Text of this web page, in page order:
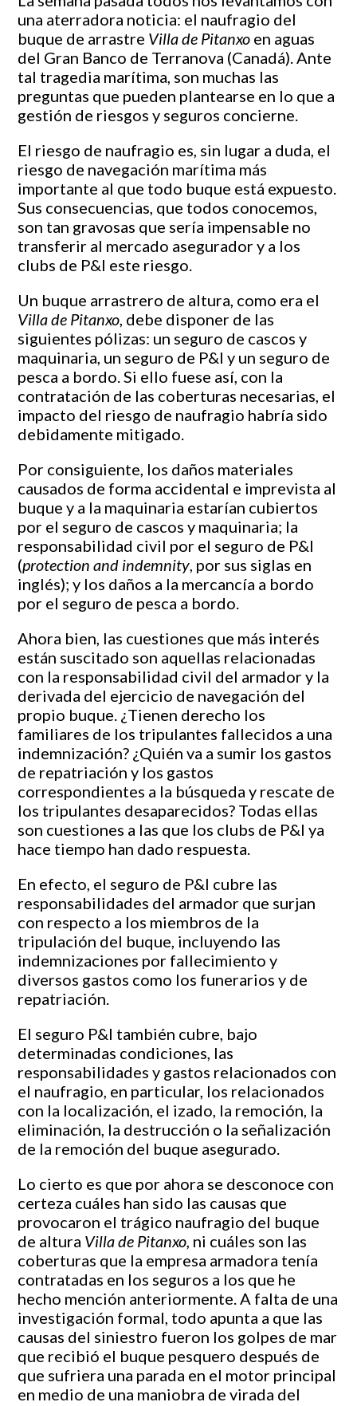
una aterradora noticia: el naufragio del
buque de arrastre Villa de Pitanxo en aguas
del Gran Banco de Terranova (Canadá). Ante
tal tragedia marítima, son muchas las
preguntas que pueden plantearse en lo que a
gestión de riesgos y seguros concierne.
El riesgo de naufragio es, sin lugar a duda, el
riesgo de navegación marítima más
importante al que todo buque está expuesto.
Sus consecuencias, que todos conocemos,
son tan gravosas que sería impensable no
transferir al mercado asegurador y a los
clubs de P&I este riesgo.
Un buque arrastrero de altura, como era el
Villa de Pitanxo , debe disponer de las
siguientes pólizas: un seguro de cascos y
maquinaria, un seguro de P&I y un seguro de
pesca a bordo. Si ello fuese así, con la
contratación de las coberturas necesarias, el
impacto del riesgo de naufragio habría sido
debidamente mitigado.
Por consiguiente, los daños materiales
causados de forma accidental e imprevista al
buque y a la maquinaria estarían cubiertos
por el seguro de cascos y maquinaria; la
responsabilidad civil por el seguro de P&I
(protection and indemnity , por sus siglas en
inglés); y los daños a la mercancía a bordo
por el seguro de pesca a bordo.
Ahora bien, las cuestiones que más interés
están suscitado son aquellas relacionadas
con la responsabilidad civil del armador y la
derivada del ejercicio de navegación del
propio buque. ¿Tienen derecho los
familiares de los tripulantes fallecidos a una
indemnización? ¿Quién va a sumir los gastos
de repatriación y los gastos
correspondientes a la búsqueda y rescate de
los tripulantes desaparecidos? Todas ellas
son cuestiones a las que los clubs de P&I ya
hace tiempo han dado respuesta.
En efecto, el seguro de P&I cubre las
responsabilidades del armador que surjan
con respecto a los miembros de la
tripulación del buque, incluyendo las
indemnizaciones por fallecimiento y
diversos gastos como los funerarios y de
repatriación.
El seguro P&I también cubre, bajo
determinadas condiciones, las
responsabilidades y gastos relacionados con
el naufragio, en particular, los relacionados
con la localización, el izado, la remoción, la
eliminación, la destrucción o la señalización
de la remoción del buque asegurado.
Lo cierto es que por ahora se desconoce con
certeza cuáles han sido las causas que
provocaron el trágico naufragio del buque
de altura Villa de Pitanxo, ni cuáles son las
coberturas que la empresa armadora tenía
contratadas en los seguros a los que he
hecho mención anteriormente. A falta de una
investigación formal, todo apunta a que las
causas del siniestro fueron los golpes de mar
que recibió el buque pesquero después de
que sufriera una parada en el motor principal
en medio de una maniobra de virada del